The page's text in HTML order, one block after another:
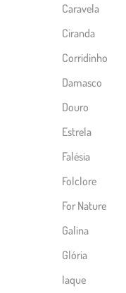
Caravela
Ciranda
Corridinho
Damasco
Douro
Estrela
Falésia
Folclore
For Nature
Galina
Glória
Iaque